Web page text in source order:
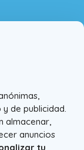
de publicidad.
almacenar,
anuncios
tu
(Madrid)